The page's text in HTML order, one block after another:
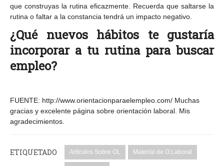
que construyas la rutina eficazmente. Recuerda que saltarse la
rutina o faltar a la constancia tendrá un impacto negativo.
¿Qué nuevos hábitos te gustaría
incorporar a tu rutina para buscar
empleo?
FUENTE: http://www.orientacionparaelempleo.com/ Muchas
gracias y excelente página sobre orientación laboral. Mis
agradecimientos.
ETIQUETADO Artículos Sobre OL Material de O.Laboral